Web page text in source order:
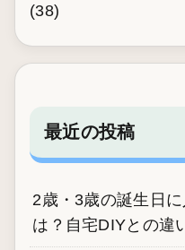
(38)
最近の投稿
2歳・3歳の誕生日
は？自宅DIYとの違